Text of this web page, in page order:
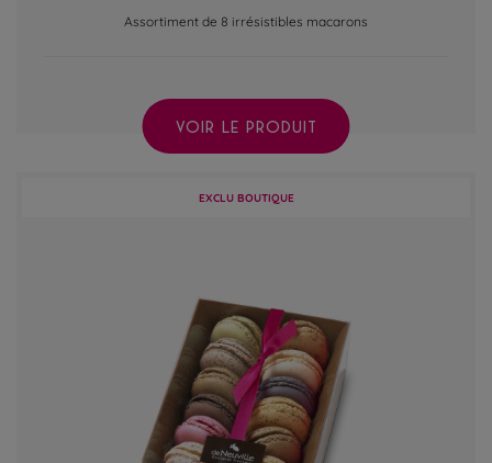
Assortiment de 8 irrésistibles macarons
VOIR LE PRODUIT
EXCLU BOUTIQUE